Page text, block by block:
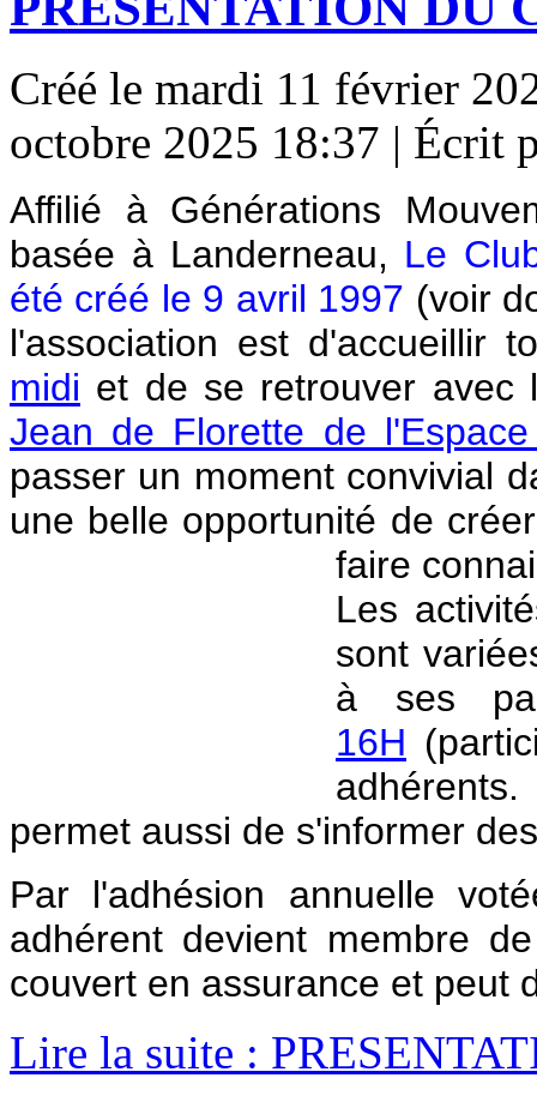
Créé le mardi 11 février
octobre 2025 18:37 | Écrit
Affilié à Générations
basée à Landerneau, Le
été créé le 9 avril 1997 (voir
l'association est d'accueillir
midi et de se retrouver
Jean de Florette de
passer un moment convivial
une belle opportunité de
faire
Les
sont
à ses
16H
permet aussi de s'informer
Par l'adhésion annuelle
adhérent devient membre
couvert en assurance et peut
Lire la suite :